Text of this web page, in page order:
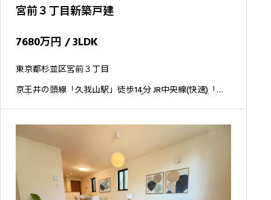
宮前３丁目新築戸建
7680万円 / 3LDK
東京都杉並区宮前３丁目
京王井の頭線「久我山駅」徒歩14分 JR中央線(快速)「西
分